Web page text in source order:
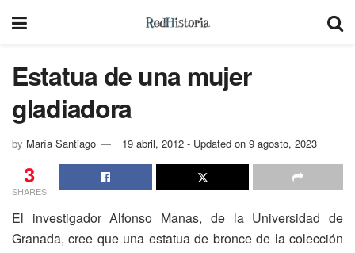
Estatua de una mujer
gladiadora
by María Santiago 19 abril, 2012 - Updated on 9 agosto, 2023
3
SHARES
El investigador Alfonso Manas, de la Universidad de
Granada, cree que una estatua de bronce de la colección